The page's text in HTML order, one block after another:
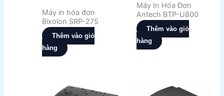
Máy in hóa đơn
Bixolon SRP-275
Thêm vào giỏ
hàng
Máy In Hóa Đơn
Antech BTP-U800
Thêm vào giỏ
hàng